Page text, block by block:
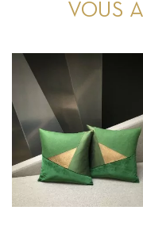
VOUS